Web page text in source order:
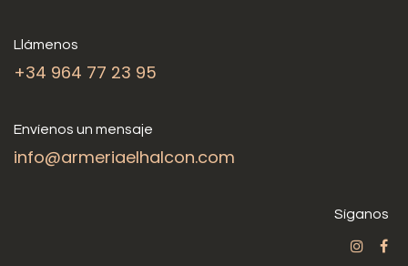
Llámenos
+34 964 77 23 95
Envíenos un mensaje
info@armeriaelhalcon.com
Síganos